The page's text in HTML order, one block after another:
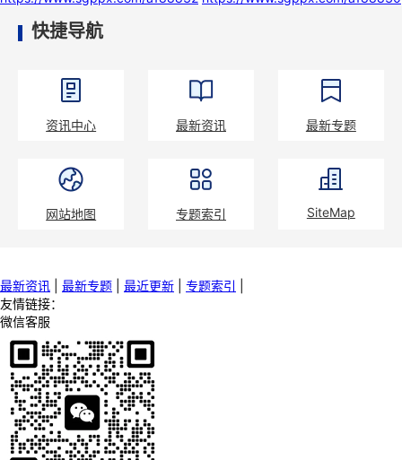
快捷导航
资讯中心 最新资讯 最新专题
网站地图 专题索引 SiteMap
最新资讯 最新专题 最近更新 专题索引
友情链接：
微信客服